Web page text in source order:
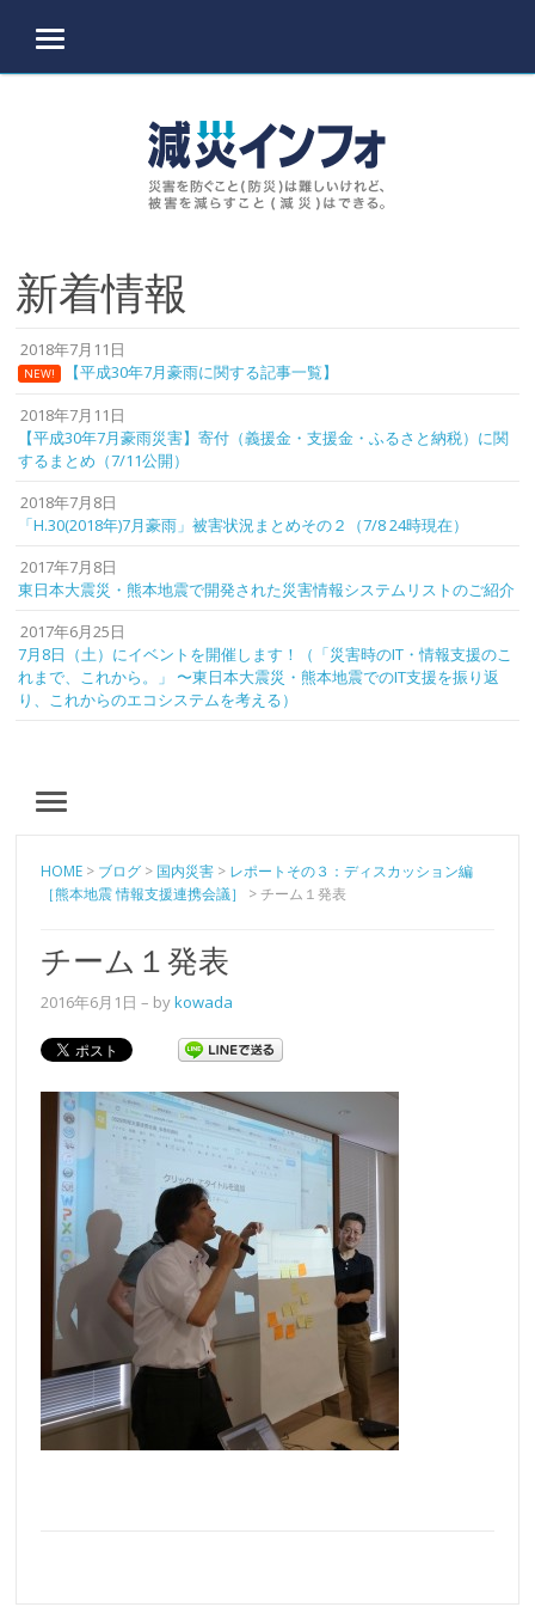
MENU
新着情報
2018年7月11日
NEW! 【平成30年7月豪雨に関する記事一覧】
2018年7月11日
【平成30年7月豪雨災害】寄付（義援金・支援金・ふるさと納税）に関
するまとめ（7/11公開）
2018年7月8日
「H.30(2018年)7月豪雨」被害状況まとめその２（7/8 24時現在）
2017年7月8日
東日本大震災・熊本地震で開発された災害情報システムリストのご紹介
2017年6月25日
7月8日（土）にイベントを開催します！（「災害時のIT・情報支援のこ
れまで、これから。」 〜東日本大震災・熊本地震でのIT支援を振り返
り、これからのエコシステムを考える）
MENU
HOME > ブログ > 国内災害 > レポートその３：ディスカッション編
［熊本地震 情報支援連携会議］
>チーム１発表
チーム１発表
2016年6月1日 – bykowada